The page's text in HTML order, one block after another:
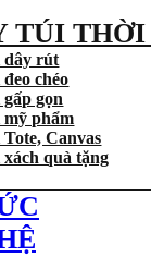
TÚI
dây rút
chéo
gọn
phẩm
Canvas
quà tặng